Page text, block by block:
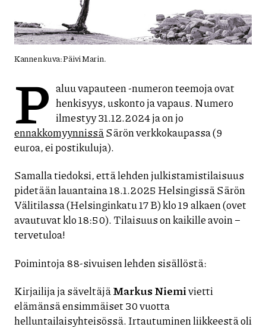
Kannen kuva: Päivi Marin.
P aluu vapauteen -numeron teemoja ovat
henkisyys, uskonto ja vapaus. Numero
ilmestyy 31.12.2024 ja on jo
ennakkomyynnissäSärön verkkokaupassa (9
euroa, ei postikuluja).
Samalla tiedoksi, että lehden julkistamistilaisuus
pidetään lauantaina 18.1.2025 Helsingissä Särön
Välitilassa (Helsinginkatu 17 B) klo 19 alkaen (ovet
avautuvat klo 18:50). Tilaisuus on kaikille avoin –
tervetuloa!
Poimintoja 88-sivuisen lehden sisällöstä:
Kirjailija ja säveltäjäMarkus Niemivietti
elämänsä ensimmäiset 30 vuotta
helluntailaisyhteisössä. Irtautuminen liikkeestä oli